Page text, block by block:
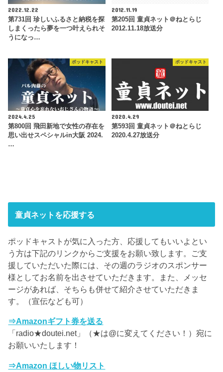
2022.12.22
第731回 珍しいふるさと納税を探
しまくったら夢を一つ叶えられそ
うになっ…
2012.11.19
第205回 童貞ネット＠ねとらじ
2012.11.18放送分
ポッドキャスト
2024.4.25
第800回 飛田新地で女性の存在を
思い出せスペシャルin大阪 2024.
…
ポッドキャスト
2020.4.29
第593回 童貞ネット＠ねとらじ
2020.4.27放送分
童貞ネットを応援する
ポッドキャストが気に入った方、応援してもいいよとい
う方は下記のリンクからご支援をお願い致します。ご支
援していただいた際には、その週のラジオのスポンサー
様としてお名前を出させていただきます。また、メッセ
ージがあれば、そちらも併せて紹介させていただきま
す。（宣伝なども可）
⇒Amazonギフト券を送る
「radio★doutei.net」（★は@に変えてください！）宛に
お願いいたします！
⇒Amazon ほしい物リスト